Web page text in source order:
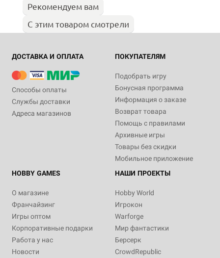
Рекомендуем вам
С этим товаром смотрели
ДОСТАВКА И ОПЛАТА
Способы оплаты
Службы доставки
Адреса магазинов
ПОКУПАТЕЛЯМ
Подобрать игру
Бонусная программа
Информация о заказе
Возврат товара
Помощь с правилами
Архивные игры
Товары без скидки
Мобильное приложение
HOBBY GAMES
О магазине
Франчайзинг
Игры оптом
Корпоративные подарки
Работа у нас
Новости
НАШИ ПРОЕКТЫ
Hobby World
Игрокон
Warforge
Мир фантастики
Берсерк
CrowdRepublic